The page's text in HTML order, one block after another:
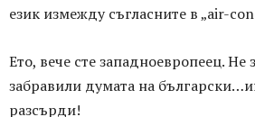
език измежду съгласните в „air-
Ето, вече сте западноевропеец. Не
забравили думата на
разсърди!